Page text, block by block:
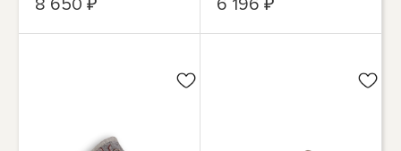
8 650 ₽ 6 196 ₽